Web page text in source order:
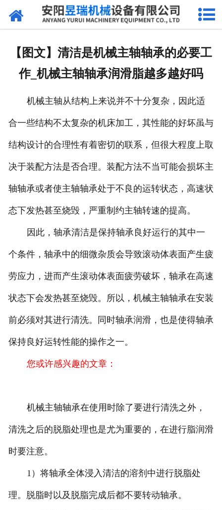
网站首页
联系我们
【图文】清洁是机械主轴轴承的必要工
作_机械主轴轴承润滑脂越多越好吗
机械主轴从结构上来说并不十分复杂，因此适
合一些结构不太复杂的机床加工，其性能的好坏虽与
结构设计的合理性有着密切的联系，但很大程度上取
决于装配方法是否合理。装配方法不当可能会损坏主
轴轴承或者使主轴轴承处于不良的运转状态，高速状
态下发热甚至烧毁，严重制约主轴转速的提高。
因此，轴承清洁是保持轴承良好运行的其中一
个条件，轴承中的细微杂质会导致滚动体表面产生疲
劳应力，进而产生滚动体表面疲劳破坏，轴承在高速
状态下会发热甚至烧毁。所以，机械主轴轴承在安装
前必须对其进行清洗。同时轴承润滑，也是使得轴承
保持良好运转性能的操作之一。
您或许感兴趣的文章：
机械主轴轴承在使用时除了要进行清洗之外，
清洗之后的脱脂处理也是尤为重要的，在进行脂润滑
时要注意。
1）将轴承全体浸入清洁的溶剂中进行脱脂处
理。脱脂时以及脱脂完成后都不要转动轴承。